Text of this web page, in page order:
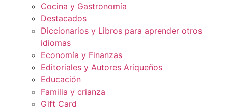
Cocina y Gastronomía
Destacados
Diccionarios y Libros para aprender otros
idiomas
Economía y Finanzas
Editoriales y Autores Ariqueños
Educación
Familia y crianza
Gift Card